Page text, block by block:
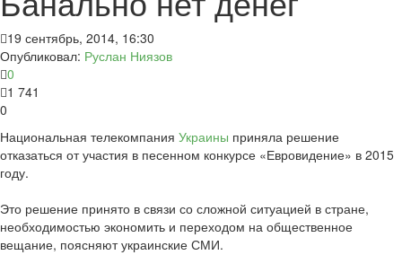
19 сентябрь, 2014, 16:30
Опубликовал: Руслан Ниязов
0
1 741
0
Национальная телекомпания Украины приняла решение
отказаться от участия в песенном конкурсе «Евровидение» в 2015
году.
Это решение принято в связи со сложной ситуацией в стране,
необходимостью экономить и переходом на общественное
вещание, поясняют украинские СМИ.